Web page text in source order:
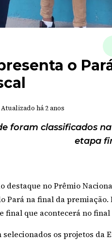
o
Atualizado há 2 anos
foram classificados
etapa
destaque no Prêmio
Pará na final da
final que acontecerá no
os projetos da